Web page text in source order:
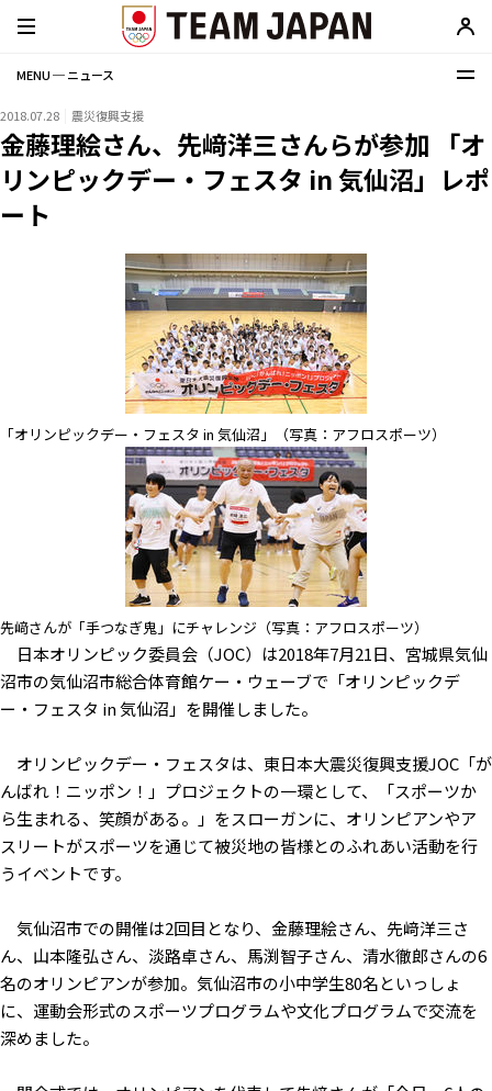
MENU ─ ニュース
2018.07.28 震災復興支援
金藤理絵さん、先﨑洋三さんらが参加 「オ
リンピックデー・フェスタ in 気仙沼」レポ
ート
「オリンピックデー・フェスタ in 気仙沼」（写真：アフロスポーツ）
先﨑さんが「手つなぎ鬼」にチャレンジ（写真：アフロスポーツ）
日本オリンピック委員会（JOC）は2018年7月21日、宮城県気仙
沼市の気仙沼市総合体育館ケー・ウェーブで「オリンピックデ
ー・フェスタ in 気仙沼」を開催しました。
オリンピックデー・フェスタは、東日本大震災復興支援JOC「が
んばれ！ニッポン！」プロジェクトの一環として、「スポーツか
ら生まれる、笑顔がある。」をスローガンに、オリンピアンやア
スリートがスポーツを通じて被災地の皆様とのふれあい活動を行
うイベントです。
気仙沼市での開催は2回目となり、金藤理絵さん、先﨑洋三さ
ん、山本隆弘さん、淡路卓さん、馬渕智子さん、清水徹郎さんの6
名のオリンピアンが参加。気仙沼市の小中学生80名といっしょ
に、運動会形式のスポーツプログラムや文化プログラムで交流を
深めました。